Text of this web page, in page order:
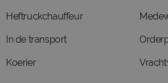
Heftruckchauffeur
In de transport
Koerier